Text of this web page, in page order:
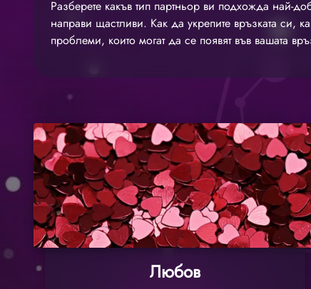
Разберете какъв тип партньор ви подхожда най-
направи щастливи. Как да укрепите връзката си,
проблеми, които могат да се появят във вашата
Любов